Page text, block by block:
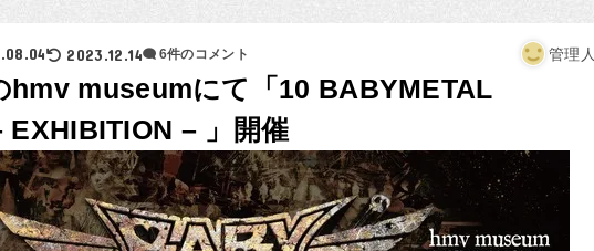
2023.12.14 6件のコメント 管理人
hmv museumにて「10 BABYMETAL
EXHIBITION – 」開催